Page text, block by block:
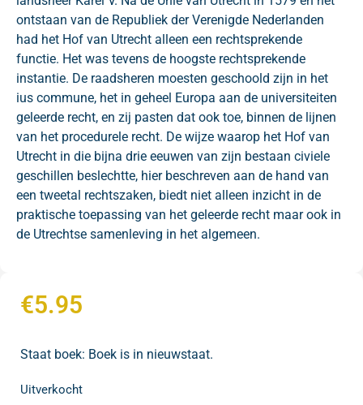
ontstaan van de Republiek der Verenigde Nederlanden
had het Hof van Utrecht alleen een rechtsprekende
functie. Het was tevens de hoogste rechtsprekende
instantie. De raadsheren moesten geschoold zijn in het
ius commune, het in geheel Europa aan de universiteiten
geleerde recht, en zij pasten dat ook toe, binnen de lijnen
van het procedurele recht. De wijze waarop het Hof van
Utrecht in die bijna drie eeuwen van zijn bestaan civiele
geschillen beslechtte, hier beschreven aan de hand van
een tweetal rechtszaken, biedt niet alleen inzicht in de
praktische toepassing van het geleerde recht maar ook in
de Utrechtse samenleving in het algemeen.
€5.95
Staat boek: Boek is in nieuwstaat.
Uitverkocht